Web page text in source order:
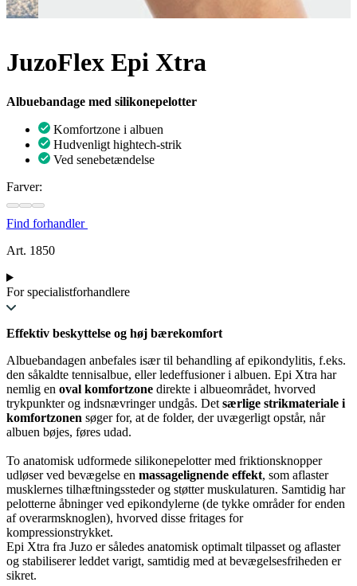
JuzoFlex Epi Xtra
Albuebandage med silikonepelotter
Komfortzone i albuen
Hudvenligt hightech-strik
Ved senebetændelse
Farver:
Find forhandler
Art. 1850
For specialistforhandlere
Effektiv beskyttelse og høj bærekomfort
Albuebandagen anbefales især til behandling af epikondylitis, f.eks.
den såkaldte tennisalbue, eller ledeffusioner i albuen. Epi Xtra har
nemlig en oval komfortzone direkte i albueområdet, hvorved
trykpunkter og indsnævringer undgås. Det særlige strikmateriale i
komfortzonen søger for, at de folder, der uvægerligt opstår, når
albuen bøjes, føres udad.
To anatomisk udformede silikonepelotter med friktionsknopper
udløser ved bevægelse en massagelignende effekt, som aflaster
musklernes tilhæftningssteder og støtter muskulaturen. Samtidig har
pelotterne åbninger ved epikondylerne (de tykke områder for enden
af overarmsknoglen), hvorved disse fritages for
kompressionstrykket.
Epi Xtra fra Juzo er således anatomisk optimalt tilpasset og aflaster
og stabiliserer leddet varigt, samtidig med at bevægelsesfriheden er
sikret.